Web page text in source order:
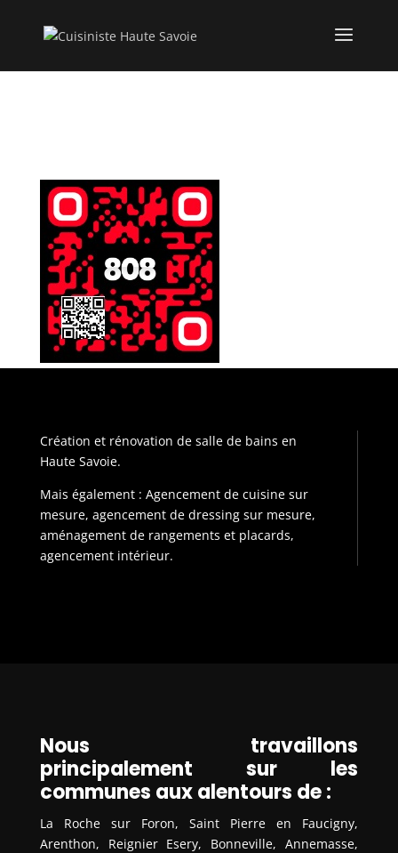
Création et rénovation de salle de bains en
Haute Savoie.
Mais également : Agencement de cuisine sur
mesure, agencement de dressing sur mesure,
aménagement de rangements et placards,
agencement intérieur.
Nous travaillons
principalement sur les
communes aux alentours de :
La Roche sur Foron, Saint Pierre en Faucigny,
Arenthon, Reignier Esery, Bonneville, Annemasse,